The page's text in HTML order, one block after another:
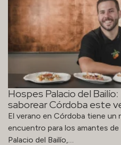
Hospes Palacio del
saborear Córdoba este
El verano en Córdoba tiene un
encuentro para los amantes
Palacio del Bailío,…